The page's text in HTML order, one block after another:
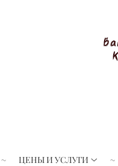
ЦЕНЫ И УСЛУГИ